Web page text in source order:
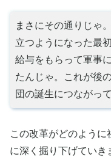
まさにその通りじゃ
立つようになった最
給与をもらって軍事
たんじゃ。これが後
団の誕生につながっ
この改革がどのように
に深く掘り下げていき